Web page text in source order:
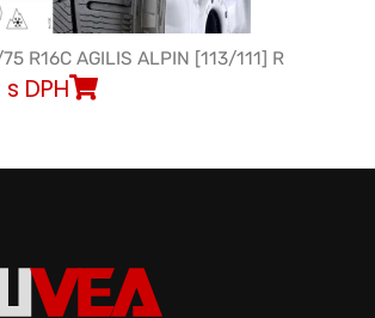
R16C AGILIS ALPIN [113/111] R
s DPH